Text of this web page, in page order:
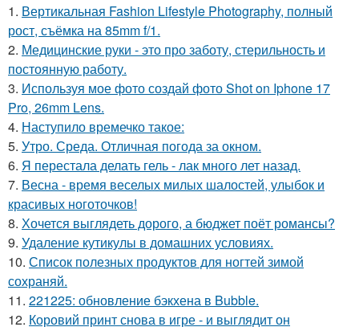
1. Вертикальная Fashion Lifestyle Photography, полный
рост, съёмка на 85mm f/1.
2. Медицинские руки - это про заботу, стерильность и
постоянную работу.
3. Используя мое фото создай фото Shot on Iphone 17
Pro, 26mm Lens.
4. Наступило времечко такое:
5. Утро. Среда. Отличная погода за окном.
6. Я перестала делать гель - лак много лет назад.
7. Весна - время веселых милых шалостей, улыбок и
красивых ноготочков!
8. Хочется выглядеть дорого, а бюджет поёт романсы?
9. Удаление кутикулы в домашних условиях.
10. Список полезных продуктов для ногтей зимой
сохраняй.
11. 221225: обновление бэкхена в Bubble.
12. Коровий принт снова в игре - и выглядит он